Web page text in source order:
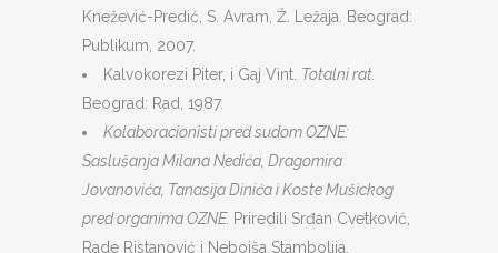
Knežević-Predić, S. Avram, Ž. Ležaja. Beograd:
Publikum, 2007.
Kalvokorezi Piter, i Gaj Vint. Totalni rat
Beograd: Rad, 1987.
Kolaboracionisti pred sudom OZNE:
Saslušanja Milana Nedića, Dragomira
Jovanovića, Tanasija Dinića i Koste Mušickog
pred organima OZNE. Priredili Srđan Cvetković,
Rade Ristanović i Nebojša Stambolija.